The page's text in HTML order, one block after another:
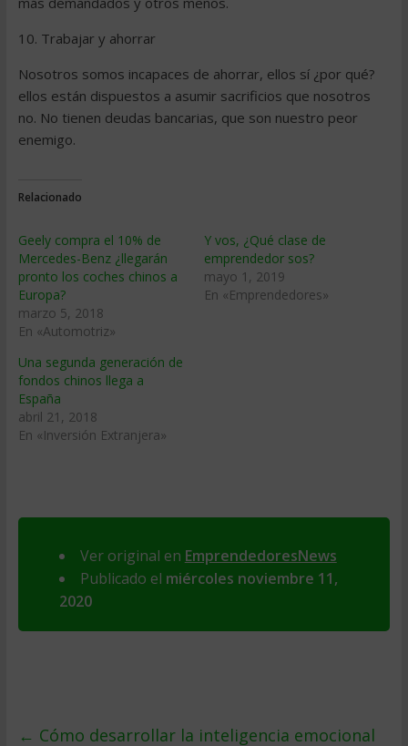
10. Trabajar y ahorrar
Nosotros somos incapaces de ahorrar, ellos sí ¿por qué?
ellos están dispuestos a asumir sacrificios que nosotros
no. No tienen deudas bancarias, que son nuestro peor
enemigo.
Relacionado
Geely compra el 10% de
Mercedes-Benz ¿llegarán
pronto los coches chinos a
Europa?
marzo 5, 2018
En «Automotriz»
Y vos, ¿Qué clase de
emprendedor sos?
mayo 1, 2019
En «Emprendedores»
Una segunda generación de
fondos chinos llega a
España
abril 21, 2018
En «Inversión Extranjera»
Ver original en EmprendedoresNews
Publicado el miércoles noviembre 11,
2020
← Cómo desarrollar la inteligencia emocional